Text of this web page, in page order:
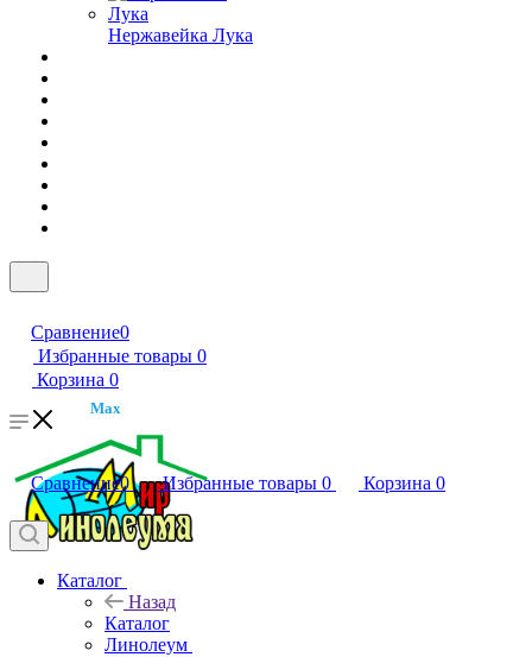
Нержавейка Лука
Сравнение0
Избранные товары 0
Корзина 0
Max
Сравнение0 Избранные товары 0 Корзина 0
Каталог
Назад
Каталог
Линолеум